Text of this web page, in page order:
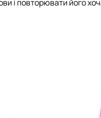
і повторювати його